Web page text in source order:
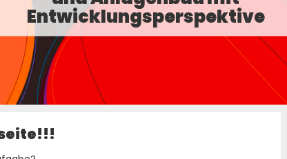
Entwicklungsperspektive